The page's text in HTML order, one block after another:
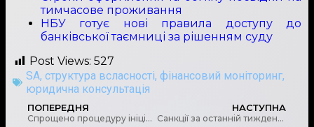
тимчасове проживання
НБУ готує нові правила доступу до
банківської таємниці за рішенням суду
Post Views: 527
SA, структура всласності, фінансовий моніторинг,
юридична консультація
ПОПЕРЕДНЯ
Спрощено процедуру ініціювання платежів у відкритому банкінгу
НАСТУПНА
Санкції за останній тиждень: Огляд ключових рішень